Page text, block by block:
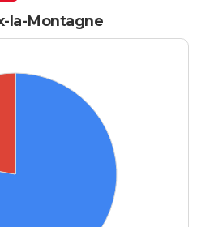
la-Montagne